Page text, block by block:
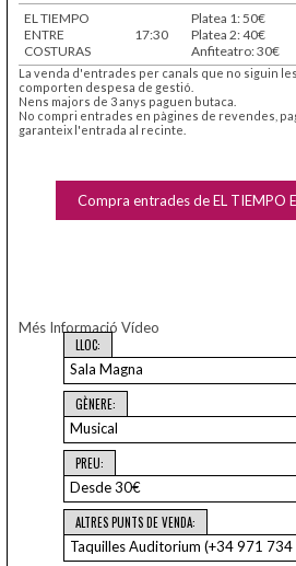
EL TIEMPO
ENTRE
COSTURAS
17:30
Platea 1: 50€
Platea 2: 40€
Anfiteatro: 30€
La venda d'entrades per canals que no siguin
comporten despesa de gestió.
Nens majors de 3 anys paguen butaca.
No compri entrades en pàgines de revendes,
garanteix l'entrada al recinte.
Compra entrades de EL TIEMPO
Més Informació Vídeo
LLOC:
Sala Magna
GÈNERE:
Musical
PREU:
Desde 30€
ALTRES PUNTS DE VENDA:
Taquilles Auditorium (+34 971 734